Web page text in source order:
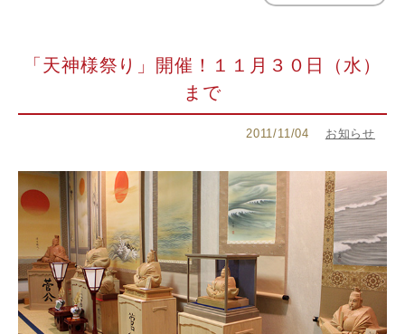
「天神様祭り」開催！１１月３０日（水）
まで
2011/11/04 お知らせ